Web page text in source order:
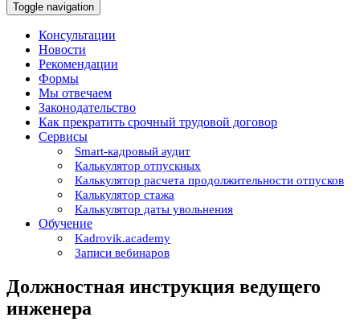
Toggle navigation
Консультации
Новости
Рекомендации
Формы
Мы отвечаем
Законодательство
Как прекратить срочный трудовой договор
Сервисы
Smart-кадровый аудит
Калькулятор отпускных
Калькулятор расчета продолжительности отпусков
Калькулятор стажа
Калькулятор даты увольнения
Обучение
Kadrovik.academy
Записи вебинаров
Должностная инструкция ведущего
инженера